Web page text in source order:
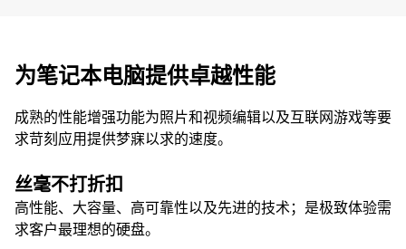
为笔记本电脑提供卓越性能
成熟的性能增强功能为照片和视频编辑以及互联网游戏等要
求苛刻应用提供梦寐以求的速度。
丝毫不打折扣
高性能、大容量、高可靠性以及先进的技术；是极致体验需
求客户最理想的硬盘。